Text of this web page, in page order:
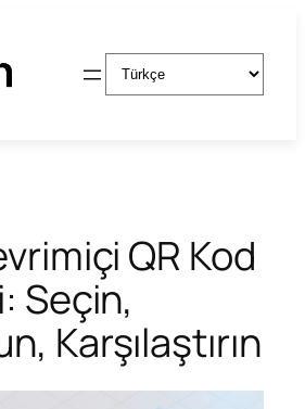
Dil
Seç
QR Kod
Seçin,
Karşılaştırın